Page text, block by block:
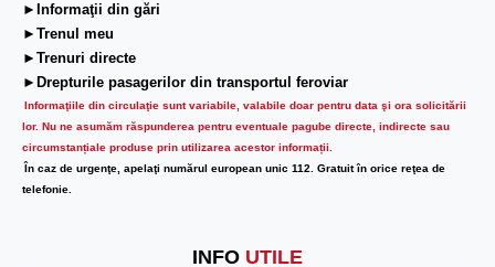
►Informaţii din gări
►Trenul meu
►Trenuri directe
►Drepturile pasagerilor din transportul feroviar
Informaţiile din circulaţie sunt variabile, valabile doar pentru data şi ora solicitării
lor. Nu ne asumăm răspunderea pentru eventuale pagube directe, indirecte sau
circumstanțiale produse prin utilizarea acestor informații.
În caz de urgenţe, apelaţi numărul european unic 112. Gratuit în orice reţea de
telefonie.
INFO UTILE